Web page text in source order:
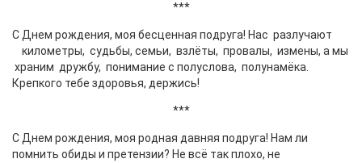
***
С Днем рождения, моя бесценная подруга! Нас разлучают
километры, судьбы, семьи, взлёты, провалы, измены, а мы
храним дружбу, понимание с полуслова, полунамёка.
Крепкого тебе здоровья, держись!
***
С Днем рождения, моя родная давняя подруга! Нам ли
помнить обиды и претензии? Не всё так плохо, не